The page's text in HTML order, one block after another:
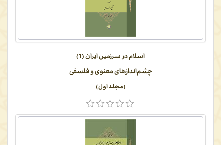
اسلام در سرزمین ایران (1)
چشم‌اندازهای معنوی و فلسفی
(مجلد اول)